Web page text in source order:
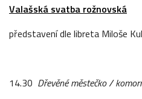
Valašská svatba rožnovská
představení dle libreta Miloše
14.30 Dřevěné městečko /